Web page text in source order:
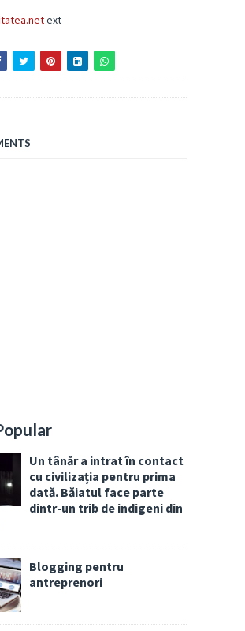
ext
Un tânăr a intrat în contact
cu civilizația pentru prima
dată. Băiatul face parte
dintr-un trib de indigeni din
Blogging pentru
antreprenori